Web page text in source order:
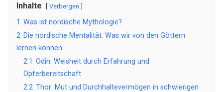
Inhalte Verbergen
1 Was ist nordische Mythologie?
2 Die nordische Mentalität: Was wir von den Göttern
lernen können
2.1 Odin: Weisheit durch Erfahrung und
Opferbereitschaft
2.2 Thor: Mut und Durchhaltevermögen in schwierigen